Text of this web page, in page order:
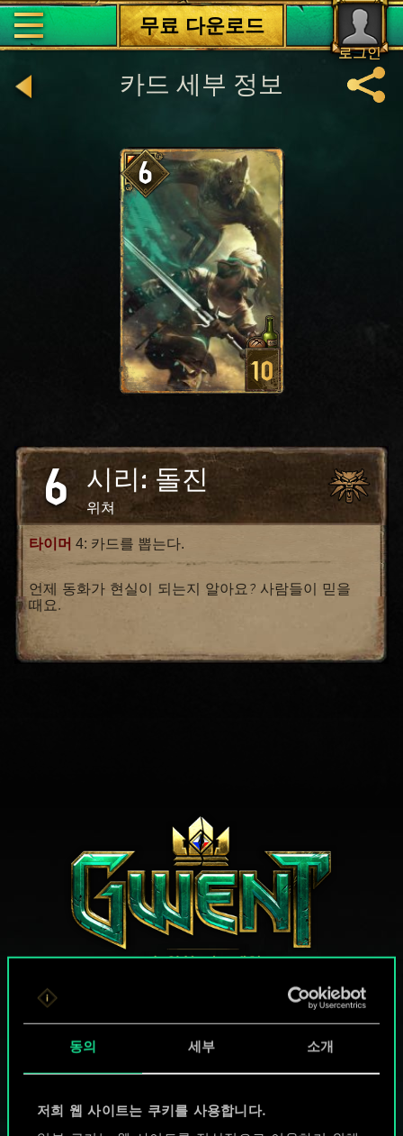
동의 세부 소개
저희 웹 사이트는 쿠키를 사용합니다.
로그인
무료 다운로드
카드 세부 정보
6
10
6 시리: 돌진
위쳐
타이머 4: 카드를 뽑는다.
언제 동화가 현실이 되는지 알아요? 사람들이 믿을
때요.
궨트 한 판 어떠신가요?
PC에서 무료 플레이
게임 내 구매 기능